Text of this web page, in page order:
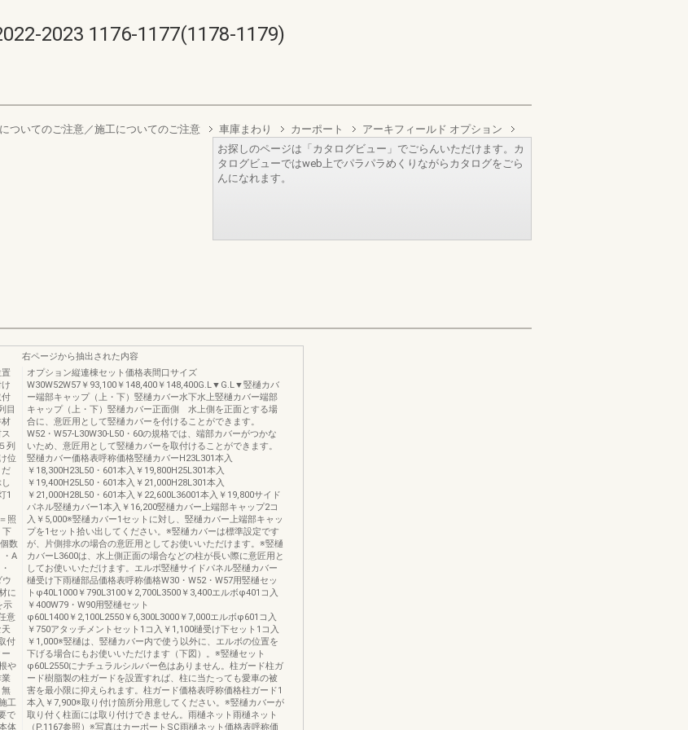
2023 1176-1177(1178-1179)
ついてのご注意／施工についてのご注意 車庫まわり カーポート アーキフィールド オプション
お探しのページは「カタログビュー」でごらんいただけます。カ
タログビューではweb上でパラパラめくりながらカタログをごら
んになれます。
置
付
目
材
列
位
だ
1
照
下
数
・A
に
示
意
付
や
業
無
工
で
体
右ページから抽出された内容
オプション縦連棟セット価格表間口サイズ
W30W52W57￥93,100￥148,400￥148,400G.L▼G.L▼竪樋カバ
ー端部キャップ（上・下）竪樋カバー水下水上竪樋カバー端部
キャップ（上・下）竪樋カバー正面側 水上側を正面とする場
合に、意匠用として竪樋カバーを付けることができます。
W52・W57-L30W30-L50・60の規格では、端部カバーがつかな
いため、意匠用として竪樋カバーを取付けることができます。
竪樋カバー価格表呼称価格竪樋カバーH23L301本入
￥18,300H23L50・601本入￥19,800H25L301本入
￥19,400H25L50・601本入￥21,000H28L301本入
￥21,000H28L50・601本入￥22,600L36001本入￥19,800サイド
パネル竪樋カバー1本入￥16,200竪樋カバー上端部キャップ2コ
入￥5,000※竪樋カバー1セットに対し、竪樋カバー上端部キャッ
プを1セット拾い出してください。※竪樋カバーは標準設定です
が、片側排水の場合の意匠用としてお使いいただけます。※竪樋
カバーL3600は、水上側正面の場合などの柱が長い際に意匠用と
してお使いいただけます。エルボ竪樋サイドパネル竪樋カバー
樋受け下雨樋部品価格表呼称価格W30・W52・W57用竪樋セッ
トφ40L1000￥790L3100￥2,700L3500￥3,400エルボφ401コ入
￥400W79・W90用竪樋セット
φ60L1400￥2,100L2550￥6,300L3000￥7,000エルボφ601コ入
￥750アタッチメントセット1コ入￥1,100樋受け下セット1コ入
￥1,000※竪樋は、竪樋カバー内で使う以外に、エルボの位置を
下げる場合にもお使いいただけます（下図）。※竪樋セット
φ60L2550にナチュラルシルバー色はありません。柱ガード柱ガ
ード樹脂製の柱ガードを設置すれば、柱に当たっても愛車の被
害を最小限に抑えられます。柱ガード価格表呼称価格柱ガード1
本入￥7,900※取り付け箇所分用意してください。※竪樋カバーが
取り付く柱面には取り付けできません。雨樋ネット雨樋ネット
（P.1167参照）※写真はカーポートSC雨樋ネット価格表呼称価